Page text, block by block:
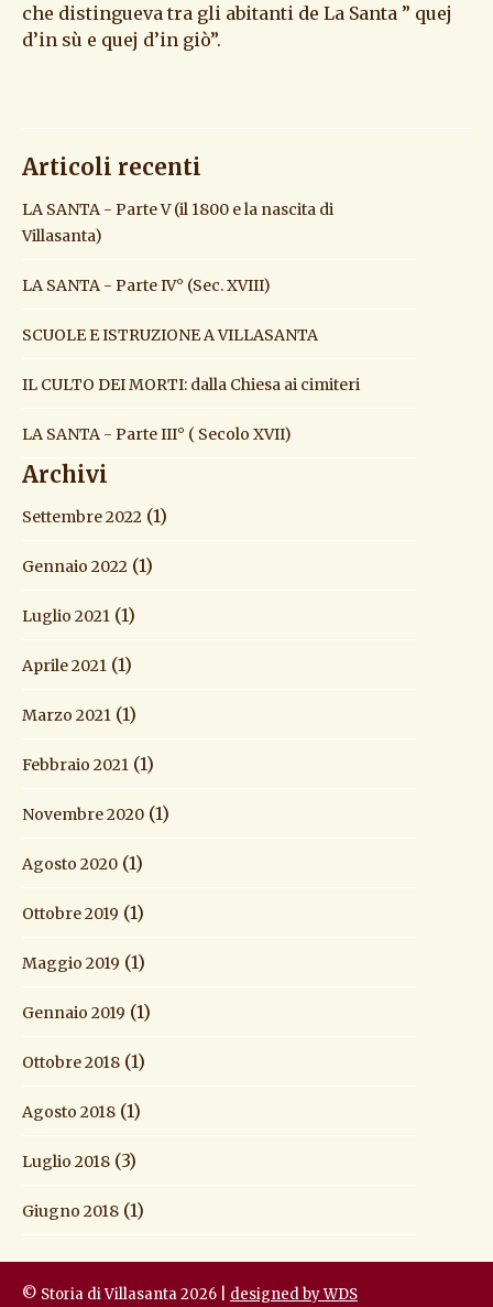
che distingueva tra gli abitanti de La Santa ” quej
d’in sù e quej d’in giò”.
Articoli recenti
LA SANTA - Parte V (il 1800 e la nascita di
Villasanta)
LA SANTA - Parte IV° (Sec. XVIII)
SCUOLE E ISTRUZIONE A VILLASANTA
IL CULTO DEI MORTI: dalla Chiesa ai cimiteri
LA SANTA - Parte III° ( Secolo XVII)
Archivi
Settembre 2022 (1)
Gennaio 2022 (1)
Luglio 2021 (1)
Aprile 2021 (1)
Marzo 2021 (1)
Febbraio 2021 (1)
Novembre 2020 (1)
Agosto 2020 (1)
Ottobre 2019 (1)
Maggio 2019 (1)
Gennaio 2019 (1)
Ottobre 2018 (1)
Agosto 2018 (1)
Luglio 2018 (3)
Giugno 2018 (1)
© Storia di Villasanta 2026 | designed by WDS